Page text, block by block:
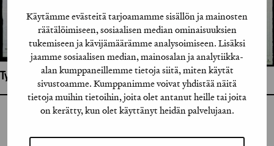
Käytämme evästeitä tarjoamamme sisällön ja mainosten
räätälöimiseen, sosiaalisen median ominaisuuksien
tukemiseen ja kävijämäärämme analysoimiseen. Lisäksi
jaamme sosiaalisen median, mainosalan ja analytiikka-
alan kumppaneillemme tietoja siitä, miten käytät
sivustoamme. Kumppanimme voivat yhdistää näitä
tietoja muihin tietoihin, joita olet antanut heille tai joita
on kerätty, kun olet käyttänyt heidän palvelujaan.
Työhön osallistuneet henkilöt / tahot:
GRAFIA RY
00120 HELSINKI